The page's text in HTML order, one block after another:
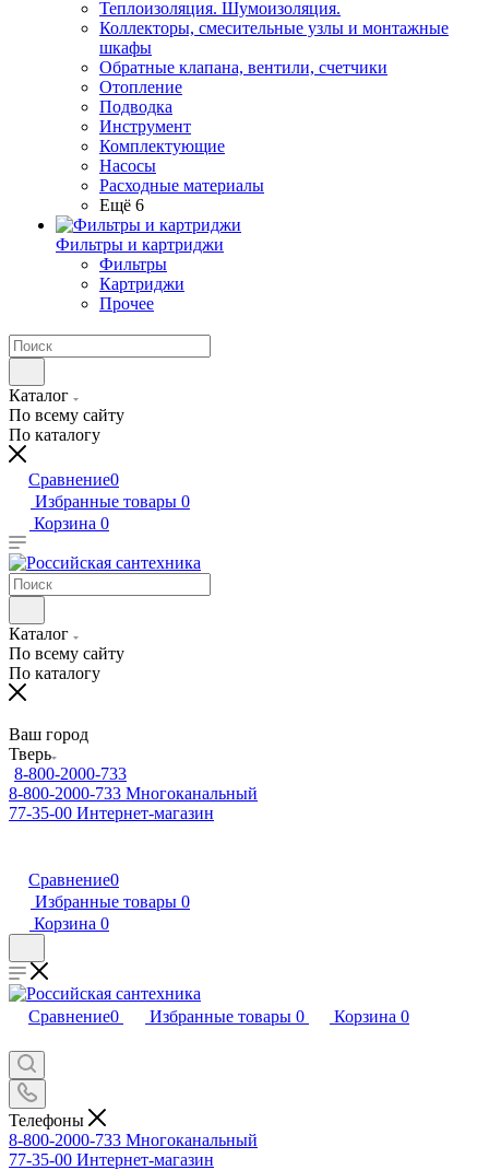
Теплоизоляция. Шумоизоляция.
Коллекторы, смесительные узлы и монтажные
шкафы
Обратные клапана, вентили, счетчики
Отопление
Подводка
Инструмент
Комплектующие
Насосы
Расходные материалы
Ещё 6
Фильтры и картриджи
Фильтры
Картриджи
Прочее
Каталог
По всему сайту
По каталогу
Сравнение0
Избранные товары 0
Корзина 0
Каталог
По всему сайту
По каталогу
Ваш город
Тверь
8-800-2000-733
8-800-2000-733 Многоканальный
77-35-00 Интернет-магазин
Сравнение0
Избранные товары 0
Корзина 0
Сравнение0 Избранные товары 0 Корзина 0
Телефоны
8-800-2000-733 Многоканальный
77-35-00 Интернет-магазин